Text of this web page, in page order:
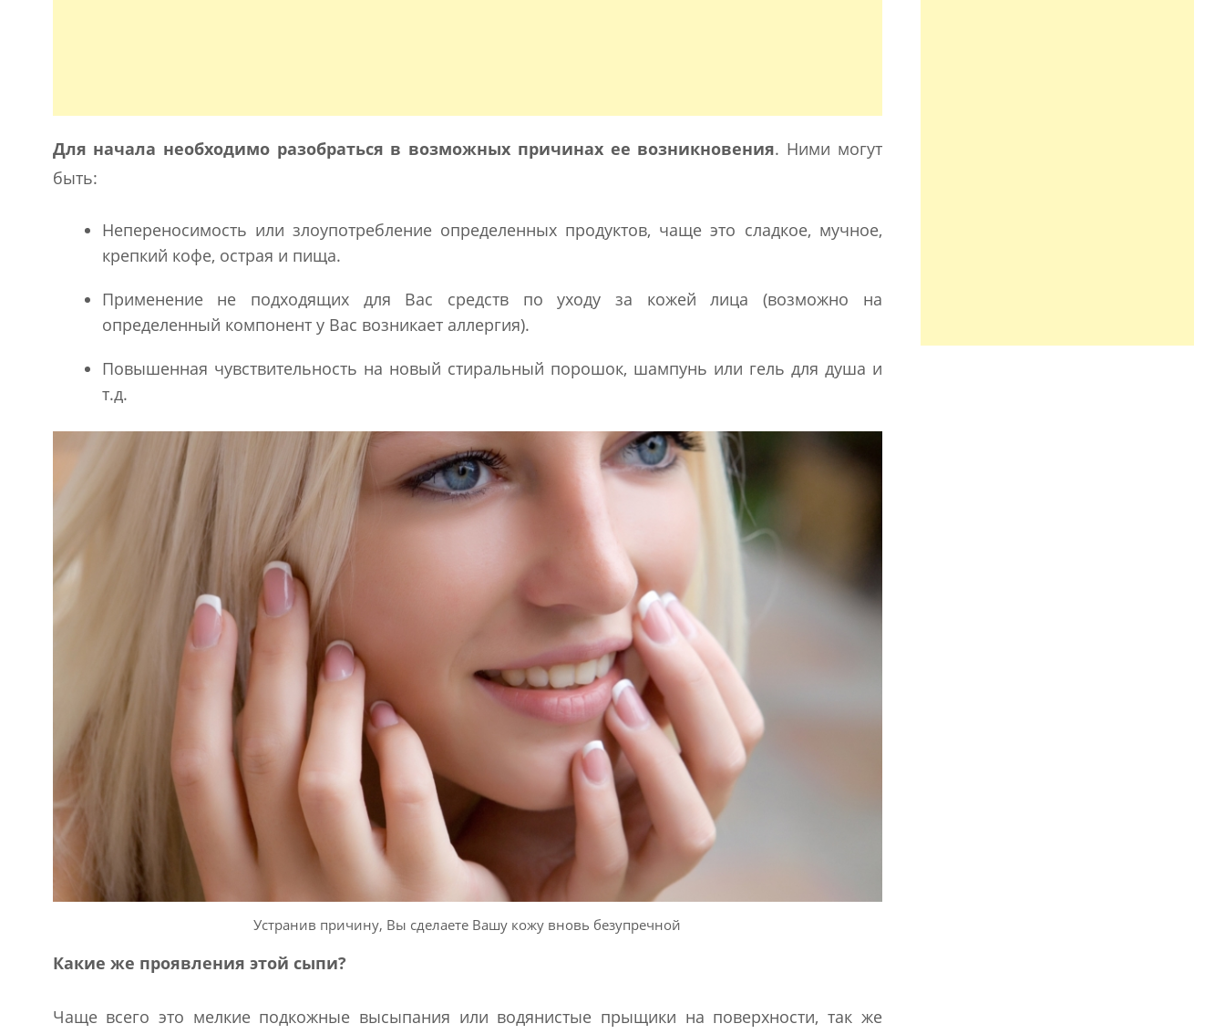
Для начала необходимо разобраться в возможных причинах ее возникновения. Ними могут
быть:
Непереносимость или злоупотребление определенных продуктов, чаще это сладкое, мучное,
крепкий кофе, острая и пища.
Применение не подходящих для Вас средств по уходу за кожей лица (возможно на
определенный компонент у Вас возникает аллергия).
Повышенная чувствительность на новый стиральный порошок, шампунь или гель для душа и
т.д.
Устранив причину, Вы сделаете Вашу кожу вновь безупречной
Какие же проявления этой сыпи?
Чаще всего это мелкие подкожные высыпания или водянистые прыщики на поверхности, так же